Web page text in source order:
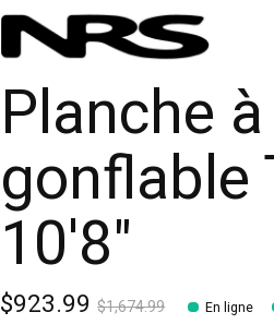
Planche
gonflable
10'8"
$923.99$1,674.99 En ligne